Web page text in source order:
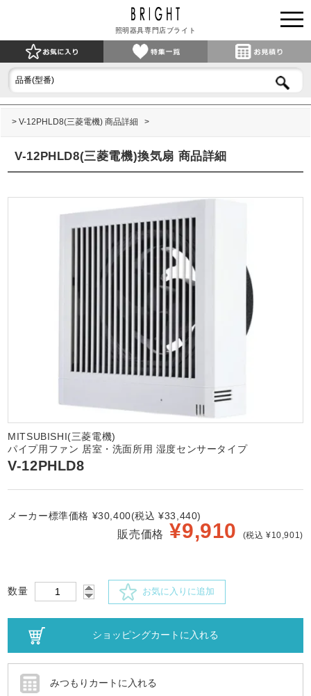
照明器具専門店ブライト
V-12PHLD8(三菱電機) 商品詳細
V-12PHLD8(三菱電機)換気扇 商品詳細
MITSUBISHI(三菱電機)
パイプ用ファン 居室・洗面所用 湿度センサータイプ
V-12PHLD8
メーカー標準価格 ¥30,400(税込 ¥33,440)
販売価格 ¥9,910 (税込 ¥10,901)
数量 お気に入りに追加